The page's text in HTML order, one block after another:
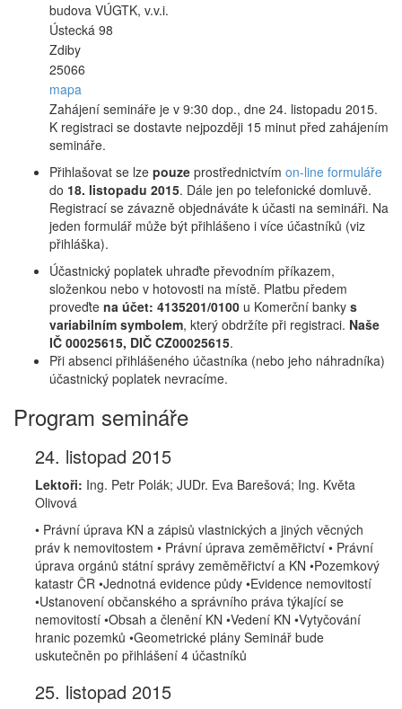
budova VÚGTK, v.v.i.
Ústecká 98
Zdiby
25066
mapa
Zahájení semináře je v 9:30 dop., dne 24. listopadu 2015.
K registraci se dostavte nejpozději 15 minut před zahájením
semináře.
Přihlašovat se lze pouze prostřednictvím on-line formuláře
do 18. listopadu 2015. Dále jen po telefonické domluvě.
Registrací se závazně objednáváte k účasti na semináři. Na
jeden formulář může být přihlášeno i více účastníků (viz
přihláška).
Účastnický poplatek uhraďte převodním příkazem,
složenkou nebo v hotovosti na místě. Platbu předem
proveďte na účet: 4135201/0100 u Komerční banky s
variabilním symbolem, který obdržíte při registraci. Naše
IČ 00025615, DIČ CZ00025615.
Při absenci přihlášeného účastníka (nebo jeho náhradníka)
účastnický poplatek nevracíme.
Program semináře
24. listopad 2015
Lektoři: Ing. Petr Polák; JUDr. Eva Barešová; Ing. Květa
Olivová
• Právní úprava KN a zápisů vlastnických a jiných věcných
práv k nemovitostem • Právní úprava zeměměřictví • Právní
úprava orgánů státní správy zeměměřictví a KN •Pozemkový
katastr ČR •Jednotná evidence půdy •Evidence nemovitostí
•Ustanovení občanského a správního práva týkající se
nemovitostí •Obsah a členění KN •Vedení KN •Vytyčování
hranic pozemků •Geometrické plány Seminář bude
uskutečněn po přihlášení 4 účastníků
25. listopad 2015